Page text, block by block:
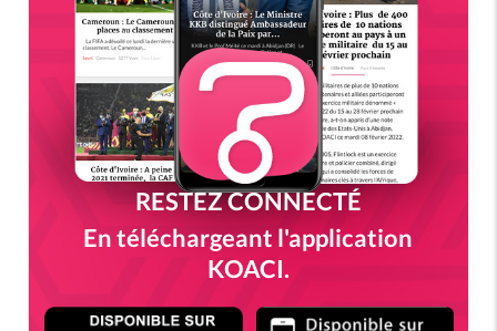
RESTEZ CONNECTÉ
En téléchargeant l'application
KOACI.